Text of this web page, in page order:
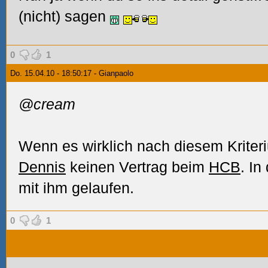
(nicht) sagen
0 1
Do. 15.04.10 - 18:50:17 - Gianpaolo
@cream
Wenn es wirklich nach diesem
Dennis keinen Vertrag beim HCB. In
mit ihm gelaufen.
0 1